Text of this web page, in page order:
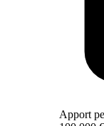
Apport